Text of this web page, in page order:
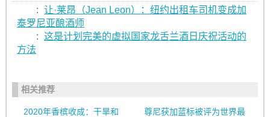
: 让·莱昂（Jean Leon）：纽约出租车司机变成加
泰罗尼亚酿酒师
: 这是计划完美的虚拟国家龙舌兰酒日庆祝活动的
方法
相关推荐
2020年香槟收成：干旱和
尊尼获加蓝标被评为世界最